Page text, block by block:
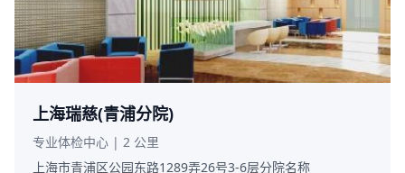
上海瑞慈(青浦分院)
专业体检中心 | 2 公里
上海市青浦区公园东路1289弄26号3-6层分院名称